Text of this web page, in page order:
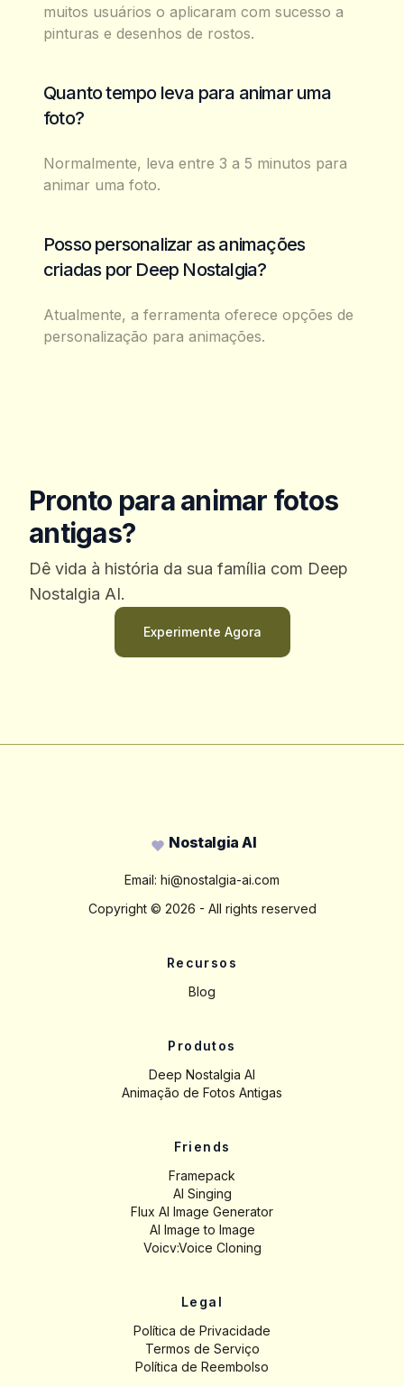
muitos usuários o aplicaram com sucesso a
pinturas e desenhos de rostos.
Quanto tempo leva para animar uma
foto?
Normalmente, leva entre 3 a 5 minutos para
animar uma foto.
Posso personalizar as animações
criadas por Deep Nostalgia?
Atualmente, a ferramenta oferece opções de
personalização para animações.
Pronto para animar fotos
antigas?
Dê vida à história da sua família com Deep
Nostalgia AI.
Experimente Agora
Nostalgia AI
Email: hi@nostalgia-ai.com
Copyright © 2026 - All rights reserved
Recursos
Blog
Produtos
Deep Nostalgia AI
Animação de Fotos Antigas
Friends
Framepack
AI Singing
Flux AI Image Generator
AI Image to Image
Voicv:Voice Cloning
Legal
Política de Privacidade
Termos de Serviço
Política de Reembolso